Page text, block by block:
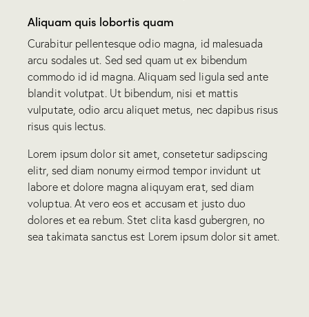
Aliquam quis lobortis quam
Curabitur pellentesque odio magna, id malesuada
arcu sodales ut. Sed sed quam ut ex bibendum
commodo id id magna. Aliquam sed ligula sed ante
blandit volutpat. Ut bibendum, nisi et mattis
vulputate, odio arcu aliquet metus, nec dapibus risus
risus quis lectus.
Lorem ipsum dolor sit amet, consetetur sadipscing
elitr, sed diam nonumy eirmod tempor invidunt ut
labore et dolore magna aliquyam erat, sed diam
voluptua. At vero eos et accusam et justo duo
dolores et ea rebum. Stet clita kasd gubergren, no
sea takimata sanctus est Lorem ipsum dolor sit amet.